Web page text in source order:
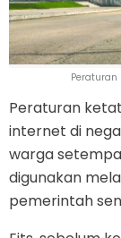
Peraturan
Peraturan
internet di
warga
digunakan
pemerintah